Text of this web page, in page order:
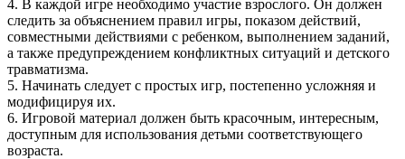
4. В каждой игре необходимо участие взрослого. Он должен
следить за объяснением правил игры, показом действий,
совместными действиями с ребенком, выполнением заданий,
а также предупреждением конфликтных ситуаций и детского
травматизма.
5. Начинать следует с простых игр, постепенно усложняя и
модифицируя их.
6. Игровой материал должен быть красочным, интересным,
доступным для использования детьми соответствующего
возраста.